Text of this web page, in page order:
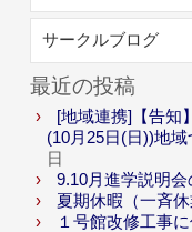
サークルブログ
最近の投稿
[地域連携]【告知
(10月25日(日))地
日
9.10月進学説明
夏期休暇（一斉
１号館改修工事